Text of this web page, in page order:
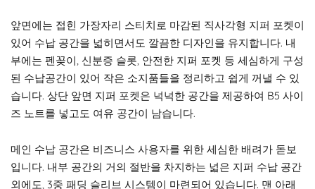
앞면에는 접힌 가장자리 스티치로 마감된 직사각형 지퍼 포켓이
있어 수납 공간을 넓히면서도 깔끔한 디자인을 유지합니다. 내
부에는 펜꽂이, 신분증 슬롯, 안전한 지퍼 포켓 등 세심하게 구성
된 수납공간이 있어 작은 소지품들을 정리하고 쉽게 꺼낼 수 있
습니다. 상단 앞면 지퍼 포켓은 넉넉한 공간을 제공하여 B5 사이
즈 노트를 넣고도 여유 공간이 남습니다.
메인 수납 공간은 비즈니스 사용자를 위한 세심한 배려가 돋보
입니다. 내부 공간의 거의 절반을 차지하는 넓은 지퍼 수납 공간
외에도, 3중 패딩 슬리브 시스템이 마련되어 있습니다. 맨 아래